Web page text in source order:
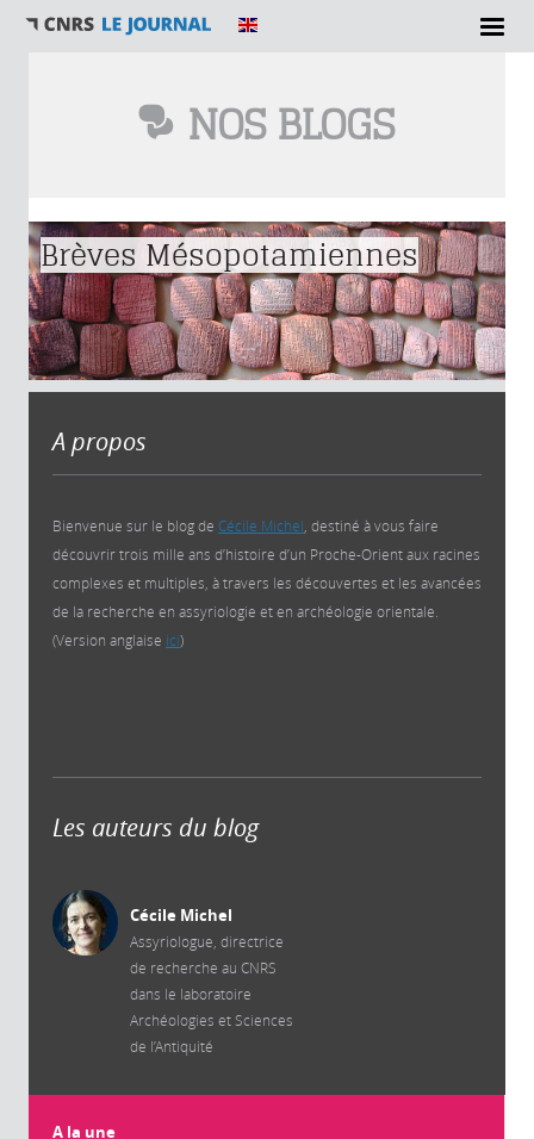
NOS BLOGS
Vous êtes ici
Brèves Mésopotamiennes
A propos
Bienvenue sur le blog de Cécile Michel, destiné à vous faire
découvrir trois mille ans d’histoire d’un Proche-Orient aux racines
complexes et multiples, à travers les découvertes et les avancées
de la recherche en assyriologie et en archéologie orientale.
(Version anglaise ici)
Les auteurs du blog
Cécile Michel
Assyriologue, directrice
de recherche au CNRS
dans le laboratoire
Archéologies et Sciences
de l’Antiquité
A la une